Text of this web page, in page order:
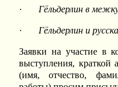
· Гёльдерлин в
· Гёльдерлин и
Заявки на участие в
выступления, краткой
(имя, отчество,